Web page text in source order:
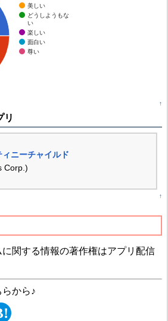
美しい
どうしようもな
い
楽しい
面白い
尊い
↑
リ
ィニーチャイルド
Corp.)
↑
関する情報の著作権はアプリ配信
から♪